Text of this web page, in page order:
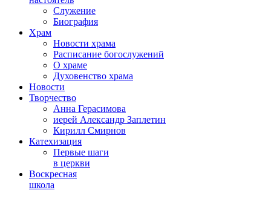
Служение
Биография
Храм
Новости храма
Расписание богослужений
О храме
Духовенство храма
Новости
Творчество
Анна Герасимова
иерей Александр Заплетин
Кирилл Смирнов
Катехизация
Первые шаги
в церкви
Воскресная
школа